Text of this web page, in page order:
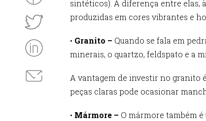
sintéticos). A diferença entre elas,
produzidas em cores vibrantes e
• Granito – Quando se fala em
minerais, o quartzo, feldspato e a
A vantagem de investir no granito
peças claras pode ocasionar
• Mármore – O mármore também